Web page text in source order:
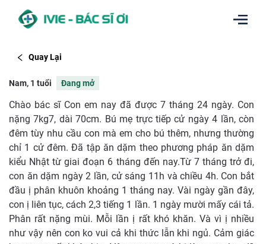
Quay Lại
Nam, 1 tuổi Đang mở
Chào bác sĩ Con em nay đã được 7 tháng 24 ngày. Con
nặng 7kg7, dài 70cm. Bú mẹ trực tiếp cử ngày 4 lần, còn
đêm tùy nhu cầu con mà em cho bú thêm, nhưng thường
chỉ 1 cử đêm. Đã tập ăn dặm theo phương pháp ăn dặm
kiểu Nhật từ giai đoạn 6 tháng đến nay.Từ 7 tháng trở đi,
con ăn dặm ngày 2 lần, cử sáng 11h và chiều 4h. Con bắt
đầu ị phân khuôn khoảng 1 tháng nay. Vài ngày gần đây,
con ị liên tục, cách 2,3 tiếng 1 lần. 1 ngày mười mấy cái tả.
Phân rất nặng mùi. Mỗi lần ị rất khó khăn. Và vì ị nhiều
như vậy nên con ko vui cả khi thức lẫn khi ngủ. Cảm giác